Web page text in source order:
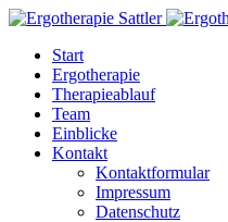
Start
Ergotherapie
Therapieablauf
Team
Einblicke
Kontakt
Kontaktformular
Impressum
Datenschutz